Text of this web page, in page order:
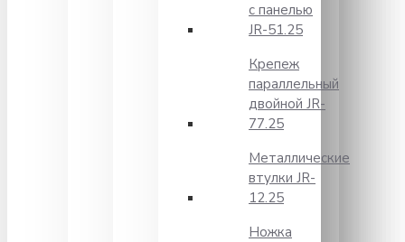
с панелью
JR-51.25
Крепеж
параллельный
двойной JR-
77.25
Металлические
втулки JR-
12.25
Ножка